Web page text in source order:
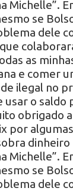
Michelle”.
se
dele
as
e comer
ilegal no
usar o
obrigado
por
Michelle”.
se
dele